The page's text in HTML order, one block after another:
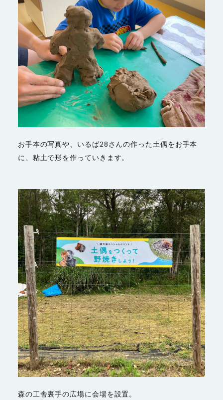
お手本の写真や、いるば28さんの作った土偶をお手本
に、粘土で形を作っていきます。
森の工舎裏手の広場に会場を設置。